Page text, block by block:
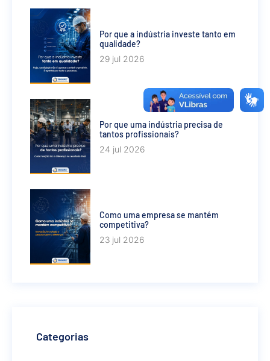
Por que a indústria investe tanto em
qualidade?
29 jul 2026
Por que uma indústria precisa de
tantos profissionais?
24 jul 2026
Como uma empresa se mantém
competitiva?
23 jul 2026
Categorias